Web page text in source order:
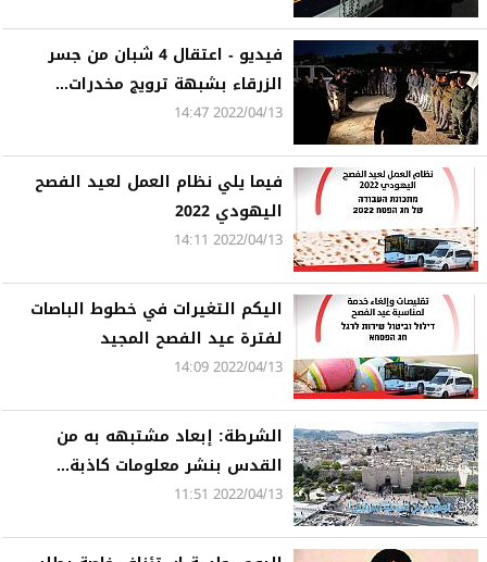
فيديو - اعتقال 4 شبان من جسر
الزرقاء بشبهة ترويج مخدرات...
2022/04/13 14:47
فيما يلي نظام العمل لعيد الفصح
اليهودي 2022
2022/04/13 14:11
اليكم التغيرات في خطوط الباصات
لفترة عيد الفصح المجيد
2022/04/13 14:09
الشرطة: إبعاد مشتبهه به من
القدس بنشر معلومات كاذبة...
2022/04/13 11:51